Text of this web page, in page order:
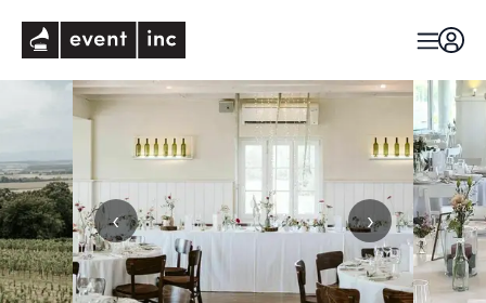
‹ ›